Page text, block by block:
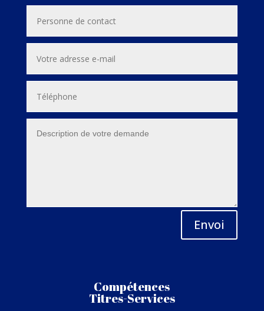
Envoi
Compétences
Titres-Services